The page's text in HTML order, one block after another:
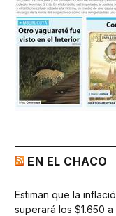
EN EL CHACO
Estiman que la
superará los $1.650